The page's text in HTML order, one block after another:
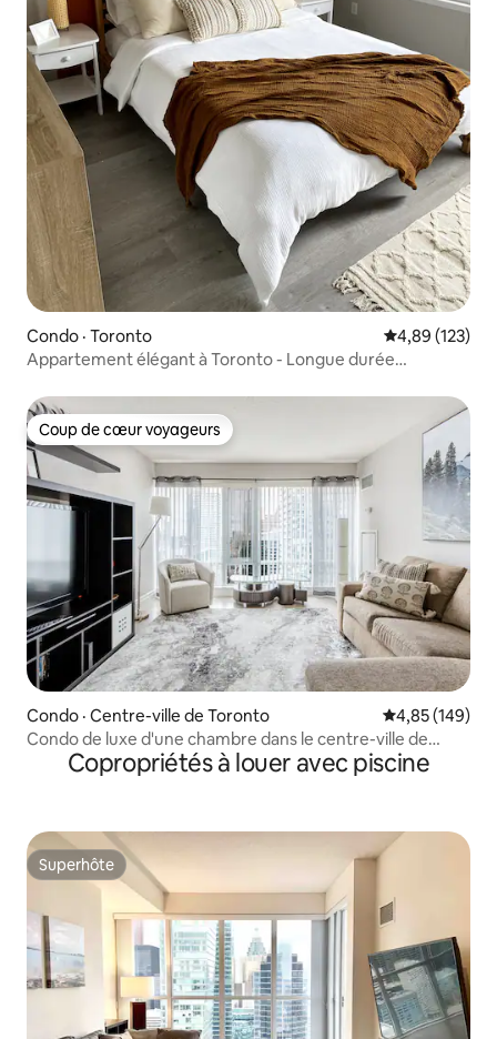
Condo · Toronto Note
4,89 (123)
Appartement élégant à Toronto - Longue durée
Coup de cœur voyageurs
Coup de cœur voyageurs
Condo · Centre-ville de Toronto Note
4,85 (149)
Condo de luxe d'une chambre dans le centre-ville de
TorontoCopropriétés à louer avec piscine
Superhôte
Superhôte